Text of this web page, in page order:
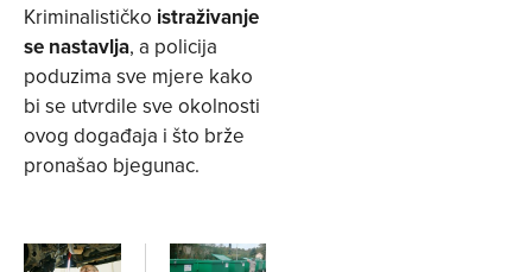
Kriminalističko istraživanje
se nastavlja, a policija
poduzima sve mjere kako
bi se utvrdile sve okolnosti
ovog događaja i što brže
pronašao bjegunac.